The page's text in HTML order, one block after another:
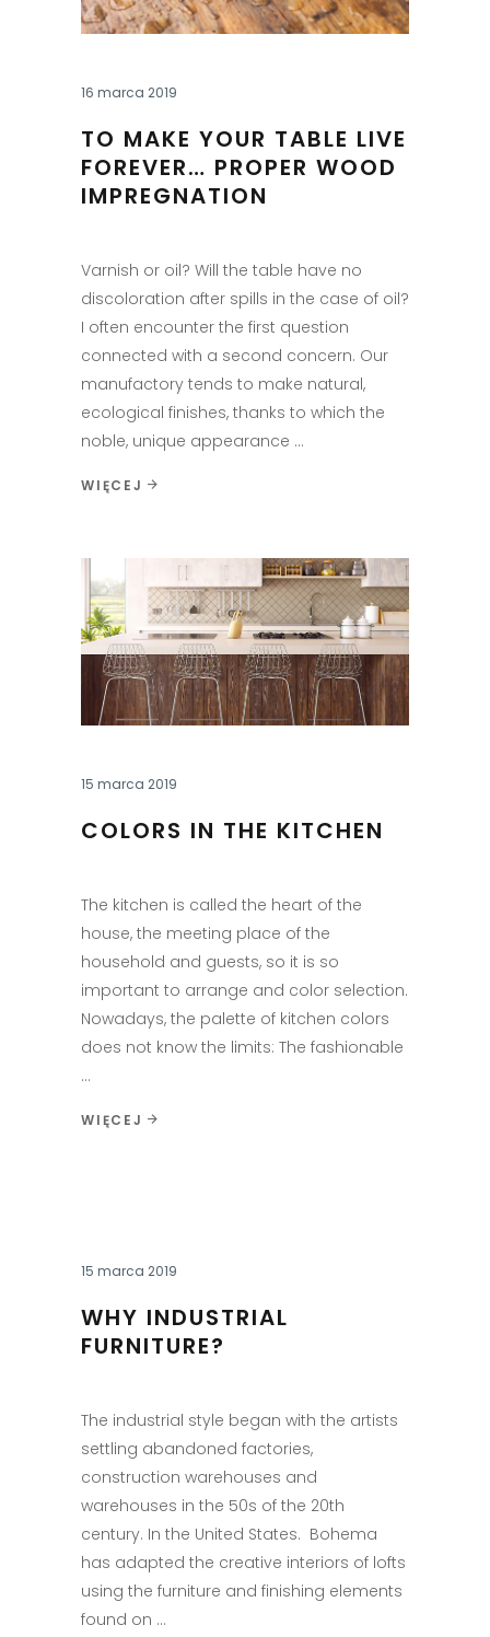
16 marca 2019
TO MAKE YOUR TABLE LIVE
FOREVER… PROPER WOOD
IMPREGNATION
Varnish or oil? Will the table have no
discoloration after spills in the case of oil?
I often encounter the first question
connected with a second concern. Our
manufactory tends to make natural,
ecological finishes, thanks to which the
noble, unique appearance
WIĘCEJ
15 marca 2019
COLORS IN THE KITCHEN
The kitchen is called the heart of the
house, the meeting place of the
household and guests, so it is so
important to arrange and color selection.
Nowadays, the palette of kitchen colors
does not know the limits: The fashionable
WIĘCEJ
15 marca 2019
WHY INDUSTRIAL
FURNITURE?
The industrial style began with the artists
settling abandoned factories,
construction warehouses and
warehouses in the 50s of the 20th
century. In the United States. Bohema
has adapted the creative interiors of lofts
using the furniture and finishing elements
found on